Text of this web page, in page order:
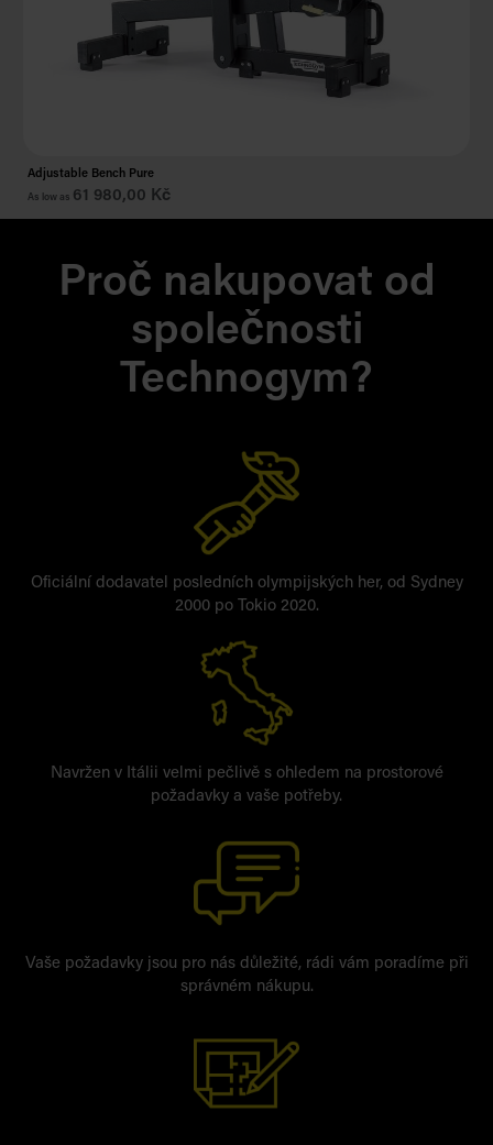
Adjustable Bench Pure
As low as 61 980,00 Kč
Proč nakupovat od
společnosti
Technogym?
Oficiální dodavatel posledních olympijských her, od Sydney
2000 po Tokio 2020.
Navržen v Itálii velmi pečlivě s ohledem na prostorové
požadavky a vaše potřeby.
Vaše požadavky jsou pro nás důležité, rádi vám poradíme při
správném nákupu.